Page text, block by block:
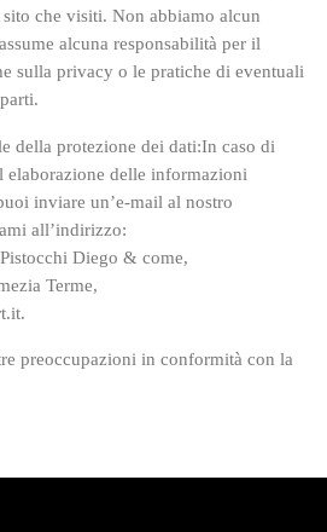
che visiti. Non abbiamo alcun
alcuna responsabilità per il
sulla privacy o le pratiche di eventuali
della protezione dei dati:In caso di
elaborazione delle informazioni
inviare un’e-mail al nostro
all’indirizzo:
Diego & come,
Terme,
preoccupazioni in conformità con la